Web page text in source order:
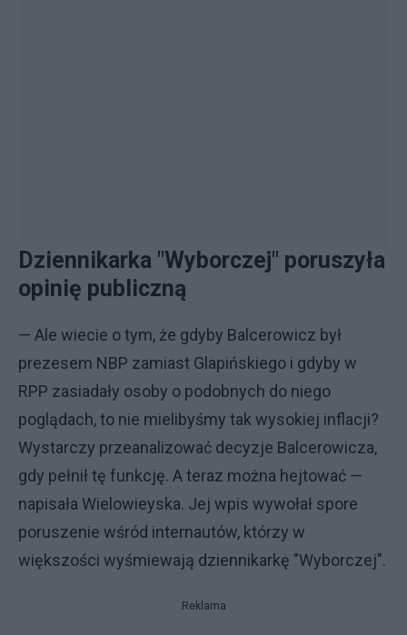
Dziennikarka "Wyborczej" poruszyła
opinię publiczną
— Ale wiecie o tym, że gdyby Balcerowicz był
prezesem NBP zamiast Glapińskiego i gdyby w
RPP zasiadały osoby o podobnych do niego
poglądach, to nie mielibyśmy tak wysokiej inflacji?
Wystarczy przeanalizować decyzje Balcerowicza,
gdy pełnił tę funkcję. A teraz można hejtować —
napisała Wielowieyska. Jej wpis wywołał spore
poruszenie wśród internautów, którzy w
większości wyśmiewają dziennikarkę "Wyborczej".
Reklama